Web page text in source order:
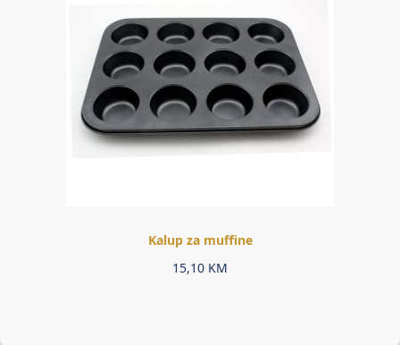
Kalup za muffine
15,10 KM